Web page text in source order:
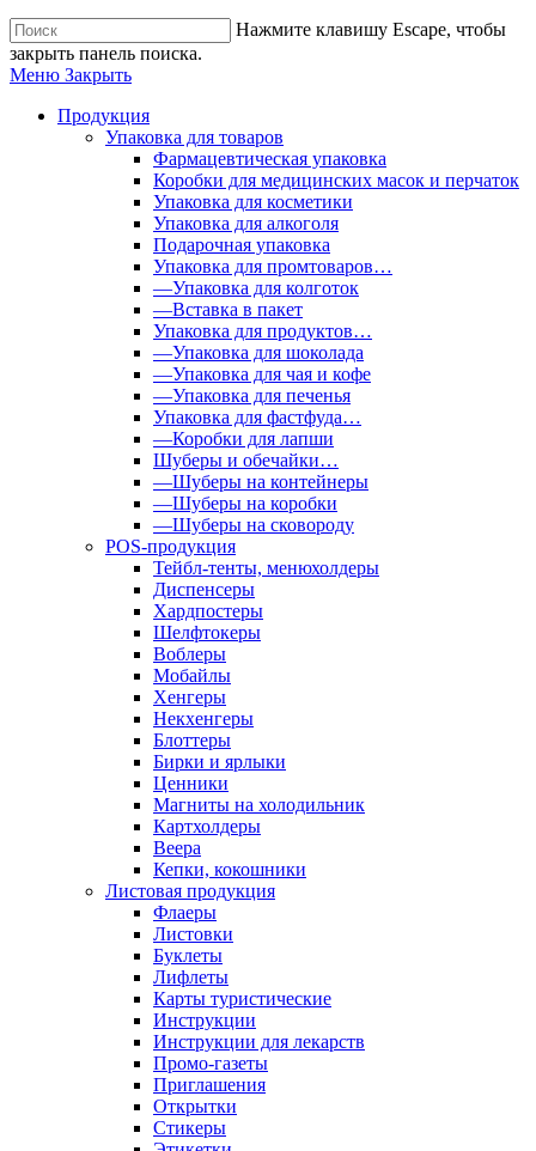
Нажмите клавишу Escape, чтобы
закрыть панель поиска.
Меню Закрыть
Продукция
Упаковка для товаров
Фармацевтическая упаковка
Коробки для медицинских масок и перчаток
Упаковка для косметики
Упаковка для алкоголя
Подарочная упаковка
Упаковка для промтоваров…
—Упаковка для колготок
—Вставка в пакет
Упаковка для продуктов…
—Упаковка для шоколада
—Упаковка для чая и кофе
—Упаковка для печенья
Упаковка для фастфуда…
—Коробки для лапши
Шуберы и обечайки…
—Шуберы на контейнеры
—Шуберы на коробки
—Шуберы на сковороду
POS-продукция
Тейбл-тенты, менюхолдеры
Диспенсеры
Хардпостеры
Шелфтокеры
Воблеры
Мобайлы
Хенгеры
Некхенгеры
Блоттеры
Бирки и ярлыки
Ценники
Магниты на холодильник
Картхолдеры
Веера
Кепки, кокошники
Листовая продукция
Флаеры
Листовки
Буклеты
Лифлеты
Карты туристические
Инструкции
Инструкции для лекарств
Промо-газеты
Приглашения
Открытки
Стикеры